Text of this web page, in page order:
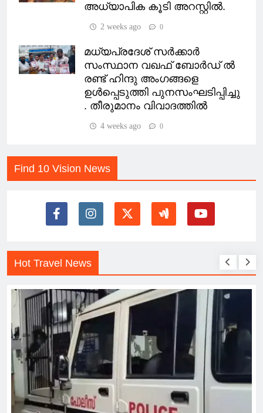
അധ്യാപിക കൂടി അറസ്റ്റിൽ.
2 weeks ago 0
മധ്യപ്രദേശ് സർക്കാർ
സംസ്ഥാന വഖഫ് ബോർഡ് ൽ
രണ്ട് ഹിന്ദു അംഗങ്ങളെ
ഉൾപ്പെടുത്തി പുനസംഘടിപ്പിച്ചു
. തീരുമാനം വിവാദത്തിൽ
4 weeks ago 0
Find 10 Vision News
Hot Travel News